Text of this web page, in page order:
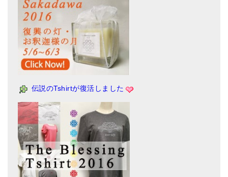
伝説のTshirtが復活しました